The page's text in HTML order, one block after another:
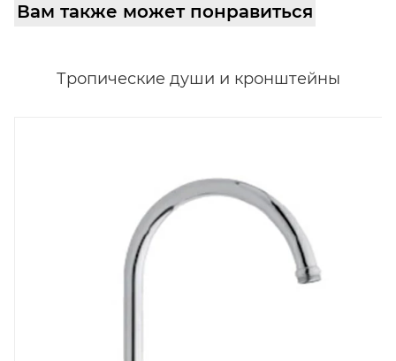
Вам также может понравиться
Тропические души и кронштейны